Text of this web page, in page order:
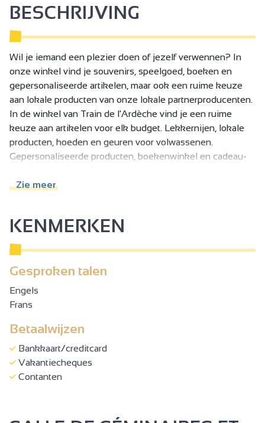
BESCHRIJVING
Wil je iemand een plezier doen of jezelf verwennen? In
onze winkel vind je souvenirs, speelgoed, boeken en
gepersonaliseerde artikelen, maar ook een ruime keuze
aan lokale producten van onze lokale partnerproducenten.
In de winkel van Train de l'Ardèche vind je een ruime
keuze aan artikelen voor elk budget. Lekkernijen, lokale
producten, hoeden en geuren voor volwassenen.
Gepersonaliseerde producten, boekenwinkel en cadeau-
Zie meer
KENMERKEN
Gesproken talen
Engels
Frans
Betaalwijzen
Bankkaart/creditcard
Vakantiecheques
Contanten